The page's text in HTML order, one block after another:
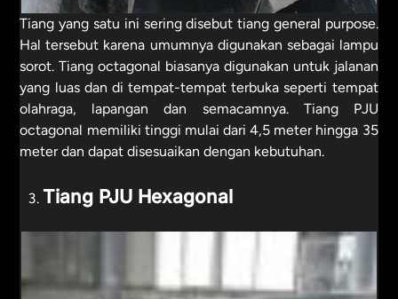
Tiang yang satu ini sering disebut tiang general purpose.
Hal tersebut karena umumnya digunakan sebagai lampu
sorot. Tiang octagonal biasanya digunakan untuk jalanan
yang luas dan di tempat-tempat terbuka seperti tempat
olahraga, lapangan dan semacamnya. Tiang PJU
octagonal memiliki tinggi mulai dari 4,5 meter hingga 35
meter dan dapat disesuaikan dengan kebutuhan.
Tiang PJU Hexagonal